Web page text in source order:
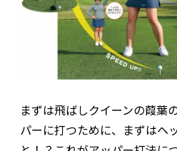
まずは飛ばしクイーンの葭葉
パーに打つために、まずはヘ